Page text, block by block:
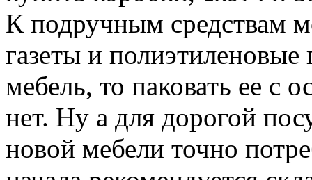
К подручным средствам
газеты и полиэтиленовые
мебель, то паковать ее с
нет. Ну а для дорогой
новой мебели точно